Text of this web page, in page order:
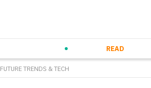
READ
FUTURE TRENDS & TECH